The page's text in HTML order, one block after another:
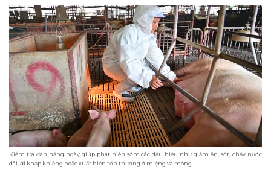
Kiểm tra đàn hằng ngày giúp phát hiện sớm các dấu hiệu như giảm ăn, sốt, chảy nước
dãi, đi khập khiễng hoặc xuất hiện tổn thương ở miệng và móng.